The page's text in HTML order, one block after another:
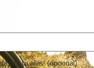
con tu alias! (opcional)